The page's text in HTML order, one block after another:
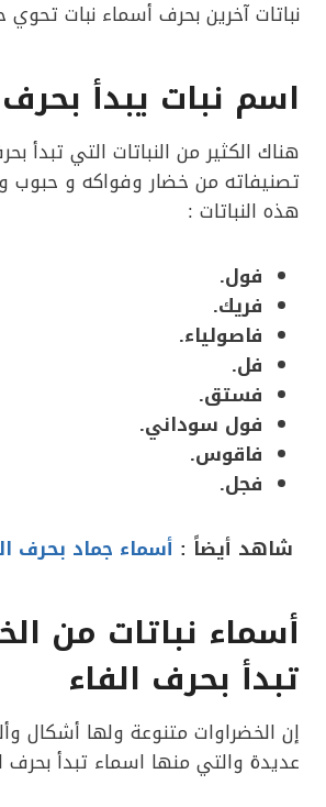
نباتات آخرين بحرف أسماء نبات
اسم نبات يبدأ بحرف
هناك الكثير من النباتات التي تبدأ
تصنيفاته من خضار وفواكه و حبوب
هذه النباتات :
فول.
فريك.
فاصولياء.
فل.
فستق.
فول سوداني.
فاقوس.
فجل.
شاهد أيضاً : أسماء جماد بحرف
أسماء نباتات من
تبدأ بحرف الفاء
إن الخضراوات متنوعة ولها أشكال
عديدة والتي منها اسماء تبدأ بحرف